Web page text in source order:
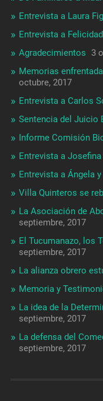
Entrevista a Laura
Entrevista a
Agradecimientos 3
Memorias
octubre, 2017
Entrevista a Carlos
Sentencia del Juicio
Informe Comisión
Entrevista a
Entrevista a Ángela
Villa Quinteros se
La Asociación de
septiembre, 2017
El Tucumanazo, los
septiembre, 2017
La alianza obrero
Memoria y
La idea de la
septiembre, 2017
La defensa del
septiembre, 2017